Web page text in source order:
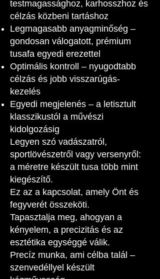
testmagassághoz, karhosszhoz és
célzás közbeni tartáshoz
Legmagasabb anyagminőség –
gondosan válogatott, prémium
tusafa egyedi erezettel
Optimális kontroll – nyugodtabb
célzás és jobb visszarúgás-
kezelés
Egyedi megjelenés – a letisztult
klasszikustól a művészi
kidolgozásig
Legyen szó vadászatról,
sportlövészetről vagy versenyről:
a méretre készült tusa több mint
kiegészítő.
Ez az a kapcsolat, amely Önt és
fegyverét összeköti.
Tapasztalja meg, ahogyan a
kényelem, a precizitás és az
esztétika egységgé válik.
Precíz munka, ami célba talál –
szenvedéllyel készült